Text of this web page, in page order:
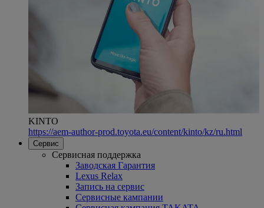
KINTO
https://aem-author-prod.toyota.eu/content/kinto/kz/ru.html
Сервис
Сервисная поддержка
Заводская Гарантия
Lexus Relax
Запись на сервис
Сервисные кампании